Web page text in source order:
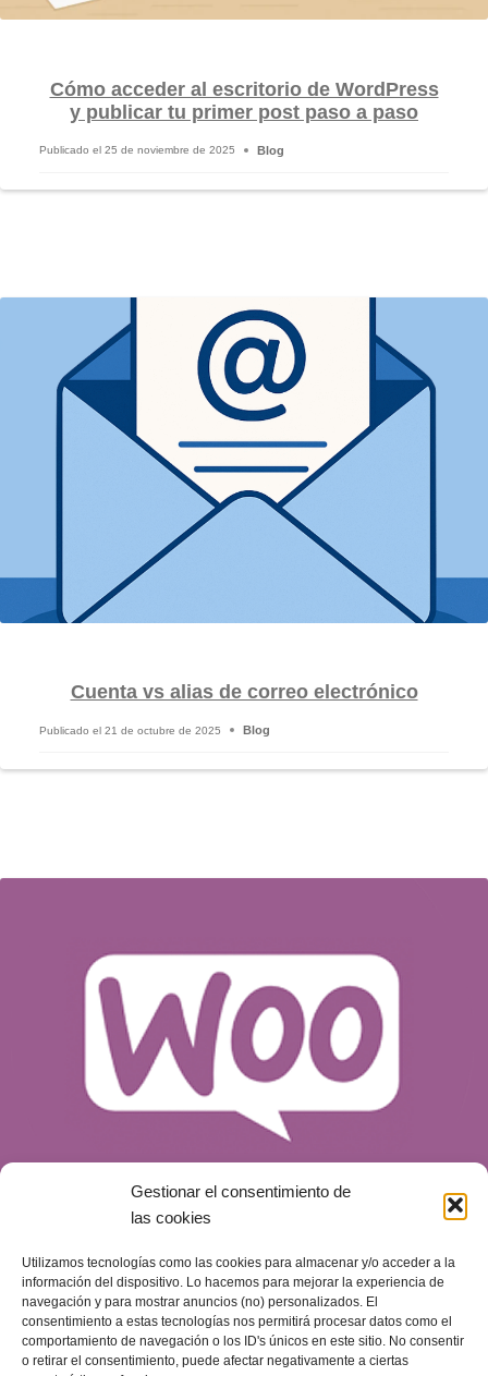
Gestionar el consentimiento de
las cookies
Utilizamos tecnologías como las cookies para almacenar y/o acceder a la
información del dispositivo. Lo hacemos para mejorar la experiencia de
navegación y para mostrar anuncios (no) personalizados. El
consentimiento a estas tecnologías nos permitirá procesar datos como el
comportamiento de navegación o los ID's únicos en este sitio. No consentir
o retirar el consentimiento, puede afectar negativamente a ciertas
Cómo acceder al escritorio de WordPress
y publicar tu primer post paso a paso
Publicado el 25 de noviembre de 2025 Blog
Cuenta vs alias de correo electrónico
Publicado el 21 de octubre de 2025 Blog
¿Qué es WooCommerce y por qué es una
opción para tu tienda online?
Publicado el 14 de mayo de 2024 Blog